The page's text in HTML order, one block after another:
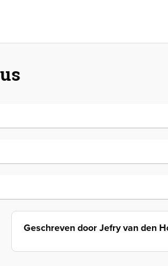
Geschreven door Jefry van den